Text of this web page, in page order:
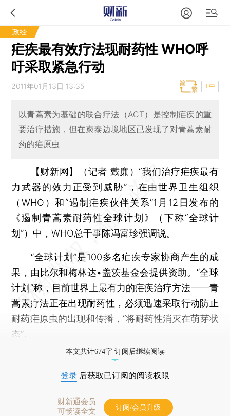
政经
疟疾最有效疗法现耐药性 WHO呼
吁采取紧急行动
2011年01月13日 13:35 T中
以青蒿素为基础的联合疗法（ACT）是控制疟疾的重
要治疗措施，但在柬泰边境地区已发现了对青蒿素耐
药的疟原虫
【财新网】（记者 戴廉）“我们治疗疟疾最有
力武器的效力正受到威胁”，在由世界卫生组织
（WHO）和“遏制疟疾伙伴关系”1月12日发布的
《遏制青蒿素耐药性全球计划》（下称“全球计
划”）中，WHO总干事陈冯富珍强调说。
“全球计划”是100多名疟疾专家协商产生的成
果，由比尔和梅林达•盖茨基金会提供资助。“全球
计划”称，目前世界上最有力的疟疾治疗方法——青
蒿素疗法正在出现耐药性，必须迅速采取行动防止
耐药疟原虫的出现和传播，“将耐药性消灭在萌芽状
态”。
本文共计674字 订阅后继续阅读
登录 后获取已订阅的阅读权限
财新通会员
可畅读全文
订阅/会员升级